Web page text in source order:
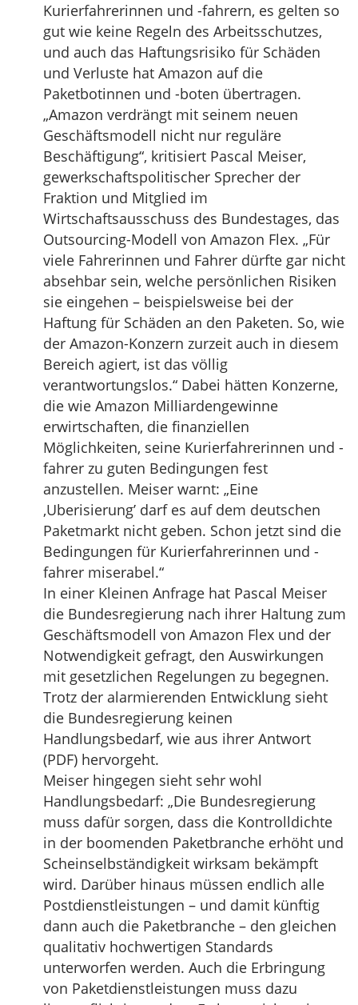
Kurierfahrerinnen und -fahrern, es gelten so
gut wie keine Regeln des Arbeitsschutzes,
und auch das Haftungsrisiko für Schäden
und Verluste hat Amazon auf die
Paketbotinnen und -boten übertragen.
„Amazon verdrängt mit seinem neuen
Geschäftsmodell nicht nur reguläre
Beschäftigung“, kritisiert Pascal Meiser,
gewerkschaftspolitischer Sprecher der
Fraktion und Mitglied im
Wirtschaftsausschuss des Bundestages, das
Outsourcing-Modell von Amazon Flex. „Für
viele Fahrerinnen und Fahrer dürfte gar nicht
absehbar sein, welche persönlichen Risiken
sie eingehen – beispielsweise bei der
Haftung für Schäden an den Paketen. So, wie
der Amazon-Konzern zurzeit auch in diesem
Bereich agiert, ist das völlig
verantwortungslos.“ Dabei hätten Konzerne,
die wie Amazon Milliardengewinne
erwirtschaften, die finanziellen
Möglichkeiten, seine Kurierfahrerinnen und -
fahrer zu guten Bedingungen fest
anzustellen. Meiser warnt: „Eine
,Uberisierung’ darf es auf dem deutschen
Paketmarkt nicht geben. Schon jetzt sind die
Bedingungen für Kurierfahrerinnen und -
fahrer miserabel.“
In einer Kleinen Anfrage hat Pascal Meiser
die Bundesregierung nach ihrer Haltung zum
Geschäftsmodell von Amazon Flex und der
Notwendigkeit gefragt, den Auswirkungen
mit gesetzlichen Regelungen zu begegnen.
Trotz der alarmierenden Entwicklung sieht
die Bundesregierung keinen
Handlungsbedarf, wie aus ihrer Antwort
(PDF) hervorgeht.
Meiser hingegen sieht sehr wohl
Handlungsbedarf: „Die Bundesregierung
muss dafür sorgen, dass die Kontrolldichte
in der boomenden Paketbranche erhöht und
Scheinselbständigkeit wirksam bekämpft
wird. Darüber hinaus müssen endlich alle
Postdienstleistungen – und damit künftig
dann auch die Paketbranche – den gleichen
qualitativ hochwertigen Standards
unterworfen werden. Auch die Erbringung
von Paketdienstleistungen muss dazu